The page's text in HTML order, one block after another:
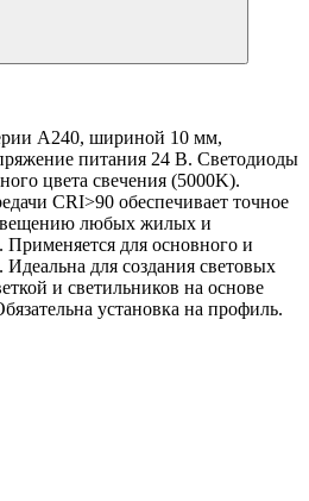
A240, шириной 10 мм,
питания 24 В. Светодиоды
цвета свечения (5000K).
CRI>90 обеспечивает точное
любых жилых и
Применяется для основного и
для создания световых
и светильников на основе
установка на профиль.